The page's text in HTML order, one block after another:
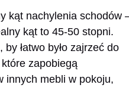
kąt nachylenia schodów
kąt to 45-50 stopni.
łatwo było zajrzeć do
zapobiegą
innych mebli w pokoju,